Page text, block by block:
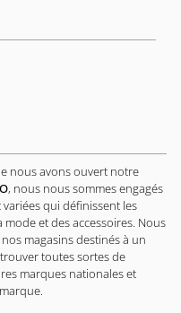
nous avons ouvert notre
, nous nous sommes engagés
qui définissent les
et des accessoires. Nous
magasins destinés à un
toutes sortes de
marques nationales et